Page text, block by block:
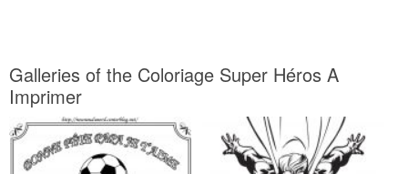
Galleries of the Coloriage Super Héros A
Imprimer